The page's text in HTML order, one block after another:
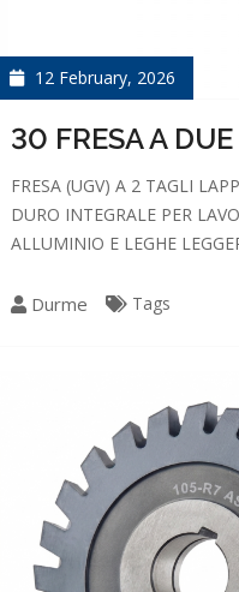
12 February, 2026
30 FRESA A
FRESA (UGV) A 2 TAGLI
DURO INTEGRALE PER
ALLUMINIO E LEGHE
Durme Tags